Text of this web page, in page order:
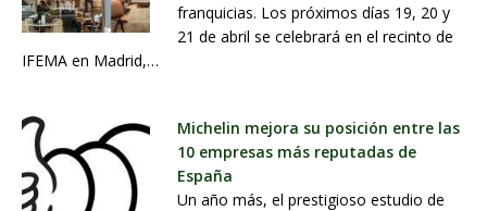
franquicias. Los próximos días 19, 20 y
21 de abril se celebrará en el recinto de
IFEMA en Madrid,…
Michelin mejora su posición entre las
10 empresas más reputadas de
España
Un año más, el prestigioso estudio de